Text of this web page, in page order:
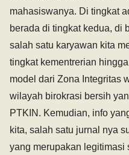
mahasiswanya. Di tingkat
berada di tingkat kedua, di
salah satu karyawan kita
tingkat kementrerian
model dari Zona Integritas
wilayah birokrasi bersih
PTKIN. Kemudian, info
kita, salah satu jurnal nya
yang merupakan legitimasi